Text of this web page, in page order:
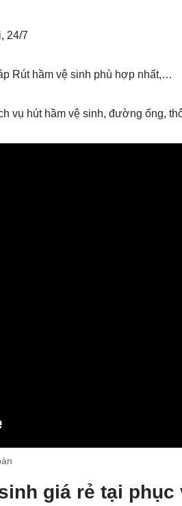
24/7
Rút hầm vệ sinh phù hợp nhất,…
vụ hút hầm vệ sinh, đường ống,
giá rẻ tại phục